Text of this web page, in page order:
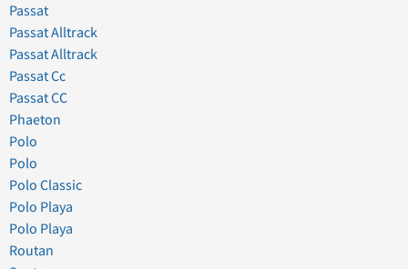
Passat
Passat Alltrack
Passat Alltrack
Passat Cc
Passat CC
Phaeton
Polo
Polo
Polo Classic
Polo Playa
Polo Playa
Routan